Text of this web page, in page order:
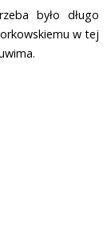
było długo
w tej